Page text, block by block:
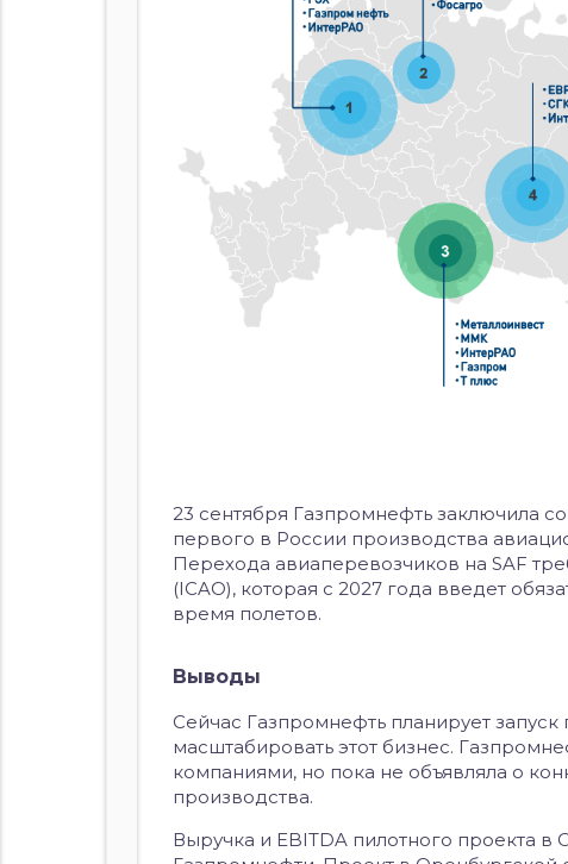
23 сентября Газпромнефть заключила
первого в России производства
Перехода авиаперевозчиков на SAF
(ICAO), которая с 2027 года введет
время полетов.
Выводы
Сейчас Газпромнефть планирует
масштабировать этот бизнес.
компаниями, но пока не объявляла о
производства.
Выручка и EBITDA пилотного проекта в